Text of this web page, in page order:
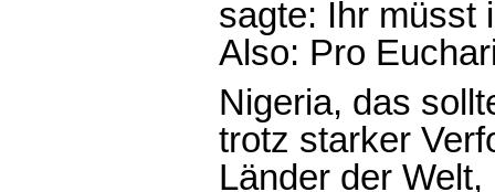
sagte: Ihr müsst
Also: Pro
Nigeria, das
trotz starker
Länder der